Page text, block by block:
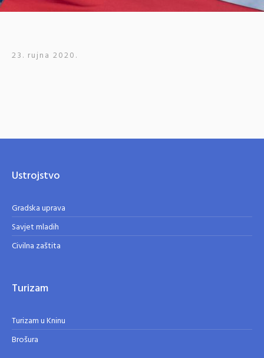
23. rujna 2020.
Ustrojstvo
Gradska uprava
Savjet mladih
Civilna zaštita
Turizam
Turizam u Kninu
Brošura